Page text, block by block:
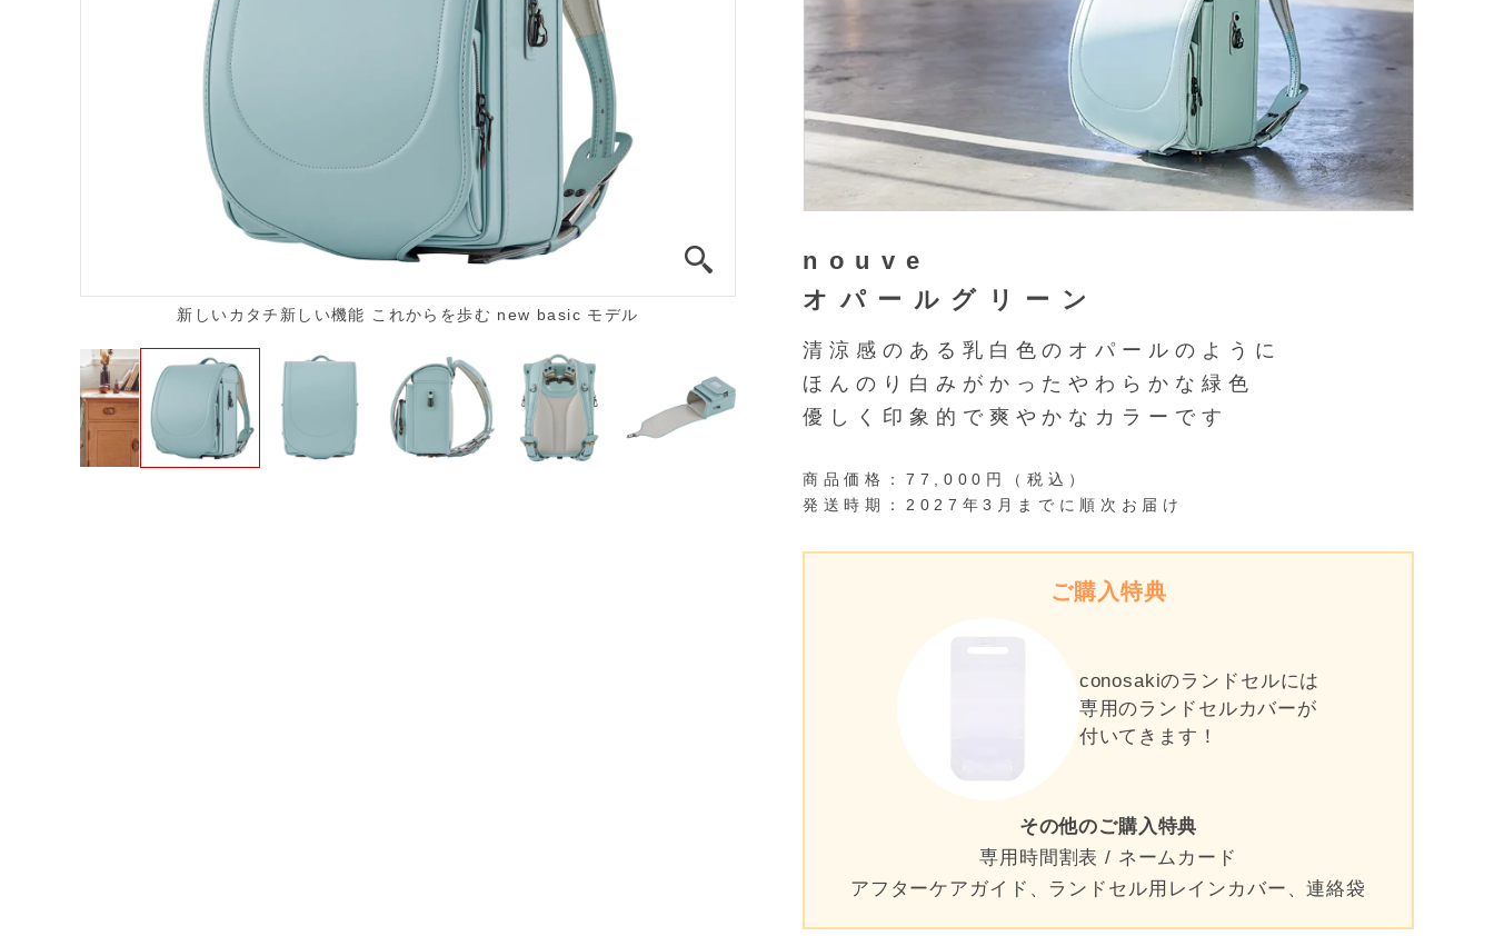
新しいカタチ新しい機能 これからを歩む new basic モデル
nouve
オパールグリーン
清涼感のある乳白色のオパールのように
ほんのり白みがかったやわらかな緑色
優しく印象的で爽やかなカラーです
商品価格：77,000円（税込）
発送時期： 2027年3月までに順次お届け
ご購入特典
conosakiのランドセルには
専用のランドセルカバーが
付いてきます！
その他のご購入特典
専用時間割表 / ネームカード
アフターケアガイド、ランドセル用レインカバー、連絡袋